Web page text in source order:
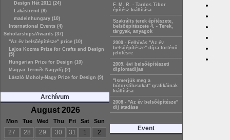
Design Hét 2011 (24)
Lakástrend (8)
madeinhungary (10)
International Events (4)
Scholarships/Awards (37)
"Az év belsőépítésze" price (10)
Lajos Kozma Prize for Crafts and Design
(5)
Hungarian Prize for Design (10)
Magyar Termék Nagydíj (2)
László Moholy-Nagy Prize for Design (9)
Archívum
August 2026
Mon Tue Wed Thu Fri Sat Sun
27 28 29 30 31 1
2
F. M. R. - Tardos Tibor
építész kiállítása
Szakrális terek építészete,
belsőépítészete 4. - Terek,
tárgyak, anyagok
2009 - Felhívás "Az év
belsőépítésze" díjra történő
jelölésre
2009. évi belsőépítészeti
diplomadíjas
"Ismerjük meg a
bútorstílusokat" grafikáinak
kiállítása
2008 - "Az év belsőépítésze"
díj átadása
Event